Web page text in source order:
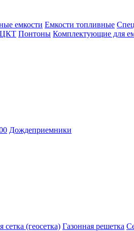
емкости Емкости топливные
ЦКТ Понтоны Комплектующие для
Дождеприемники
сетка (геосетка) Газонная решетка